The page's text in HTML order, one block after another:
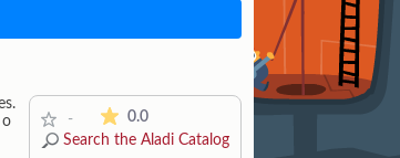
- 0.0The average rating is 0 stars out of 5.
Search the Aladi Catalog
o